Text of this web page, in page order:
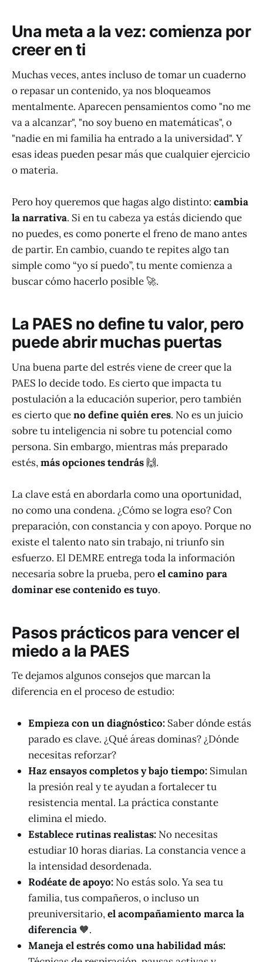
Una meta a la vez: comienza por
creer en ti
Muchas veces, antes incluso de tomar un cuaderno
o repasar un contenido, ya nos bloqueamos
mentalmente. Aparecen pensamientos como "no me
va a alcanzar", "no soy bueno en matemáticas", o
"nadie en mi familia ha entrado a la universidad". Y
esas ideas pueden pesar más que cualquier ejercicio
o materia.
Pero hoy queremos que hagas algo distinto: cambia
la narrativa. Si en tu cabeza ya estás diciendo que
no puedes, es como ponerte el freno de mano antes
de partir. En cambio, cuando te repites algo tan
simple como “yo sí puedo”, tu mente comienza a
buscar cómo hacerlo posible 🚀.
La PAES no define tu valor, pero
puede abrir muchas puertas
Una buena parte del estrés viene de creer que la
PAES lo decide todo. Es cierto que impacta tu
postulación a la educación superior, pero también
es cierto queno define quién eres. No es un juicio
sobre tu inteligencia ni sobre tu potencial como
persona. Sin embargo, mientras más preparado
estés,más opciones tendrás 🙌.
La clave está en abordarla como una oportunidad,
no como una condena. ¿Cómo se logra eso? Con
preparación, con constancia y con apoyo. Porque no
existe el talento nato sin trabajo, ni triunfo sin
esfuerzo. El DEMRE entrega toda la información
necesaria sobre la prueba, peroel camino para
dominar ese contenido es tuyo.
Pasos prácticos para vencer el
miedo a la PAES
Te dejamos algunos consejos que marcan la
diferencia en el proceso de estudio:
Empieza con un diagnóstico: Saber dónde estás
parado es clave. ¿Qué áreas dominas? ¿Dónde
necesitas reforzar?
Haz ensayos completos y bajo tiempo: Simulan
la presión real y te ayudan a fortalecer tu
resistencia mental. La práctica constante
elimina el miedo.
Establece rutinas realistas: No necesitas
estudiar 10 horas diarias. La constancia vence a
la intensidad desordenada.
Rodéate de apoyo: No estás solo. Ya sea tu
familia, tus compañeros, o incluso un
preuniversitario,el acompañamiento marca la
diferencia 🧡.
Maneja el estrés como una habilidad más: